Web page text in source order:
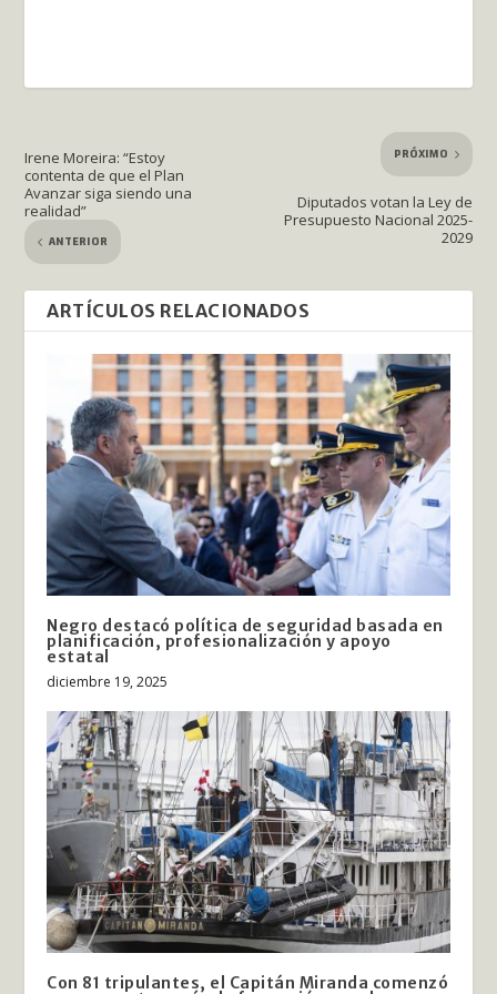
Irene Moreira: “Estoy
contenta de que el Plan
Avanzar siga siendo una
realidad”
ANTERIOR
PRÓXIMO
Diputados votan la Ley de
Presupuesto Nacional 2025-
2029
ARTÍCULOS RELACIONADOS
Negro destacó política de seguridad basada en
planificación, profesionalización y apoyo
estatal
diciembre 19, 2025
Con 81 tripulantes, el Capitán Miranda comenzó